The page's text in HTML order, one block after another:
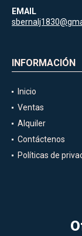
EMAIL
INFORMACIÓN
Inicio
Ventas
Alquiler
Contáctenos
Políticas de